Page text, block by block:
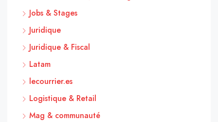
Jobs & Stages
Juridique
Juridique & Fiscal
Latam
lecourrier.es
Logistique & Retail
Mag & communauté